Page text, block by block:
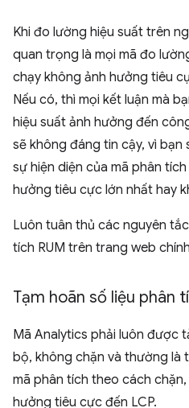
Khi đo lường hiệu suất trên
quan trọng là mọi mã đo
chạy không ảnh hưởng tiêu
Nếu có, thì mọi kết luận mà
hiệu suất ảnh hưởng đến
sẽ không đáng tin cậy, vì
sự hiện diện của mã phân
hưởng tiêu cực lớn nhất hay
Luôn tuân thủ các nguyên
tích RUM trên trang web
Tạm hoãn số liệu phân
Mã Analytics phải luôn được
bộ, không chặn và thường là
mã phân tích theo cách
hưởng tiêu cực đến LCP.